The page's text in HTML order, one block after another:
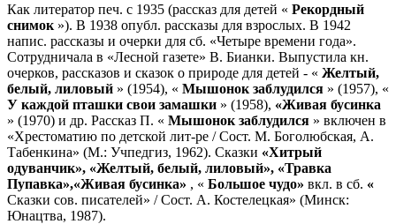
Как литератор печ. с 1935 (рассказ для детей « Рекордный
снимок »). В 1938 опубл. рассказы для взрослых. В 1942
напис. рассказы и очерки для сб. «Четыре времени года».
Сотрудничала в «Лесной газете» В. Бианки. Выпустила кн.
очерков, рассказов и сказок о природе для детей - « Желтый,
белый, лиловый » (1954), « Мышонок заблудился » (1957), «
У каждой пташки свои замашки » (1958), «Живая бусинка
» (1970) и др. Рассказ П. « Мышонок заблудился » включен в
«Хрестоматию по детской лит-ре / Сост. М. Боголюбская, А.
Табенкина» (М.: Учпедгиз, 1962). Сказки «Хитрый
одуванчик», «Желтый, белый, лиловый», «Травка
Пупавка»,«Живая бусинка» , « Большое чудо» вкл. в сб. «
Сказки сов. писателей» / Сост. А. Костелецкая» (Минск:
Юнацтва, 1987).